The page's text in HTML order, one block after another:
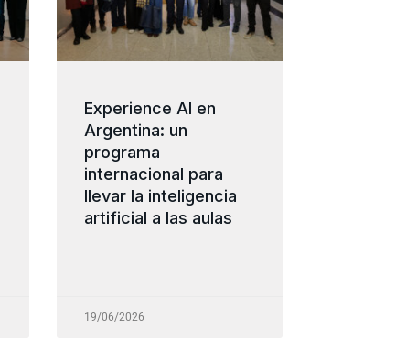
Experience AI en
Argentina: un
programa
internacional para
llevar la inteligencia
artificial a las aulas
19/06/2026